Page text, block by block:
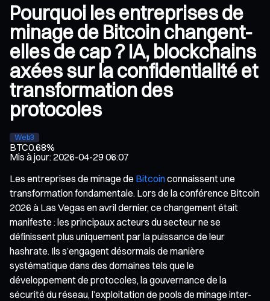
Pourquoi les entreprises de
minage de Bitcoin changent-
elles de cap ? IA, blockchains
axées sur la confidentialité et
transformation des
protocoles
Web3
BTC0.68%
Mis à jour:2026-04-29 06:07
Les entreprises de minage de Bitcoinconnaissent une
transformation fondamentale. Lors de la conférence Bitcoin
2026 à Las Vegas en avril dernier, ce changement était
manifeste : les principaux acteurs du secteur ne se
définissent plus uniquement par la puissance de leur
hashrate. Ils s’engagent désormais de manière
systématique dans des domaines tels que le
développement de protocoles, la gouvernance de la
sécurité du réseau, l’exploitation de pools de minage inter-